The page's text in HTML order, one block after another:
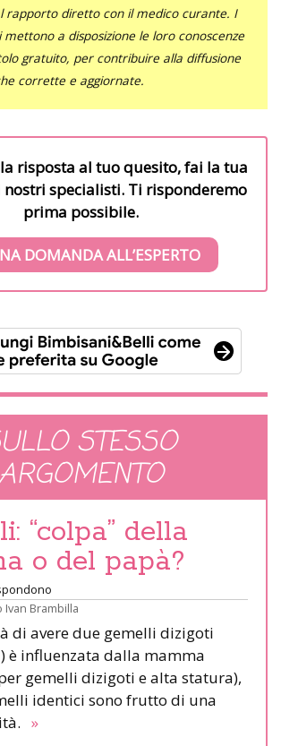
rapporto diretto con il medico curante. I
mettono a disposizione le loro conoscenze
gratuito, per contribuire alla diffusione
corrette e aggiornate.
risposta al tuo quesito, fai la tua
specialisti. Ti risponderemo
prima possibile.
DOMANDA ALL’ESPERTO
STESSO
ARGOMENTO
“colpa” della
o del papà?
Ivan Brambilla
di avere due gemelli dizigoti
è influenzata dalla mamma
gemelli dizigoti e alta statura),
identici sono frutto di una
»